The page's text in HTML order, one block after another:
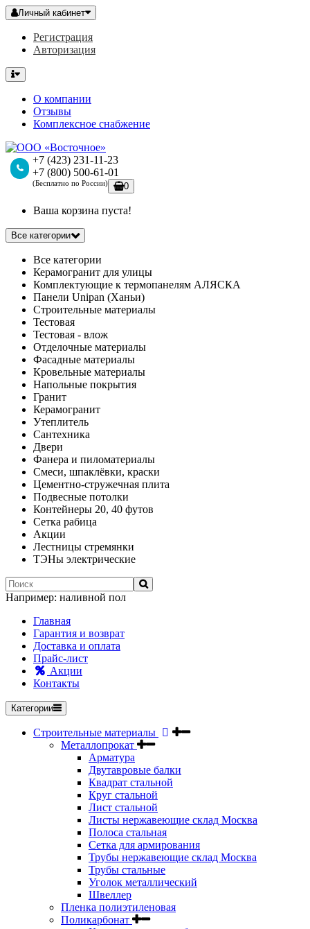
Личный кабинет
Регистрация
Авторизация
О компании
Отзывы
Комплексное снабжение
+7 (423) 231-11-23
+7 (800) 500-61-01
(Бесплатно по России) 0
Ваша корзина пуста!
Все категории
Все категории
Керамогранит для улицы
Комплектующие к термопанелям АЛЯСКА
Панели Unipan (Ханьи)
Строительные материалы
Тестовая
Тестовая - влож
Отделочные материалы
Фасадные материалы
Кровельные материалы
Напольные покрытия
Гранит
Керамогранит
Утеплитель
Сантехника
Двери
Фанера и пиломатериалы
Смеси, шпаклёвки, краски
Цементно-стружечная плита
Подвесные потолки
Контейнеры 20, 40 футов
Сетка рабица
Акции
Лестницы стремянки
ТЭНы электрические
Например: наливной пол
Главная
Гарантия и возврат
Доставка и оплата
Прайс-лист
Акции
Контакты
Категории
Строительные материалы
Металлопрокат
Арматура
Двутавровые балки
Квадрат стальной
Круг стальной
Лист стальной
Листы нержавеющие склад Москва
Полоса стальная
Сетка для армирования
Трубы нержавеющие склад Москва
Трубы стальные
Уголок металлический
Швеллер
Пленка полиэтиленовая
Поликарбонат